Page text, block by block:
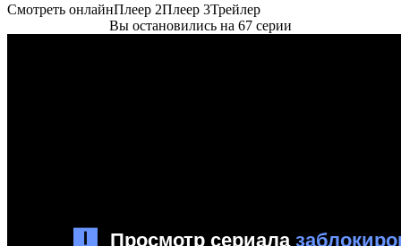
Смотреть онлайнПлеер 2Плеер 3Трейлер
Вы остановились на 67 серии